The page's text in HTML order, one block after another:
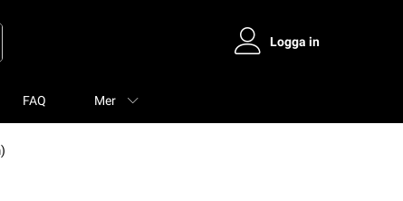
Logga in
FAQ Mer